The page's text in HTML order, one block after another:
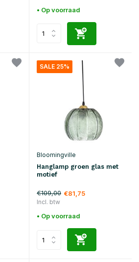
• Op voorraad
SALE 25%
Bloomingville
Hanglamp groen glas met
motief
€109,00 €81,75
Incl. btw
• Op voorraad